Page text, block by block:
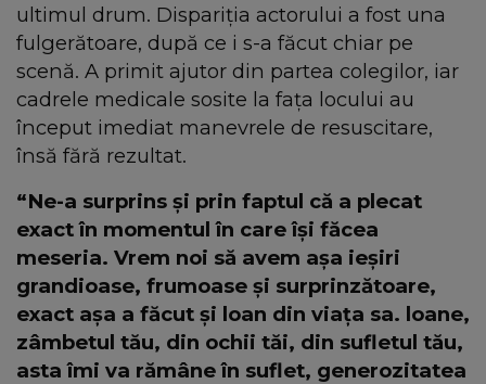
ultimul drum. Dispariția actorului a fost una
fulgerătoare, după ce i s-a făcut chiar pe
scenă. A primit ajutor din partea colegilor, iar
cadrele medicale sosite la fața locului au
început imediat manevrele de resuscitare,
însă fără rezultat.
“Ne-a surprins și prin faptul că a plecat
exact în momentul în care își făcea
meseria. Vrem noi să avem așa ieşiri
grandioase, frumoase și surprinzătoare,
exact aşa a făcut și loan din viața sa. loane,
zâmbetul tău, din ochii tăi, din sufletul tău,
asta îmi va rămâne în suflet, generozitatea